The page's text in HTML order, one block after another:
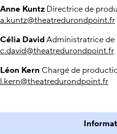
Anne Kuntz Directrice de
a.kuntz@theatredurondpoint.fr
Célia DavidAdministratrice
c.david@theatredurondpoint.fr
Léon Kern Chargé de
l.kern@theatredurondpoint.fr